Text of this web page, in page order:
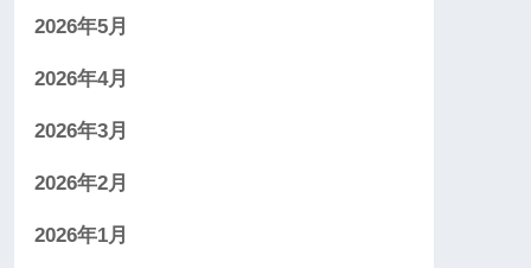
2026年5月
2026年4月
2026年3月
2026年2月
2026年1月